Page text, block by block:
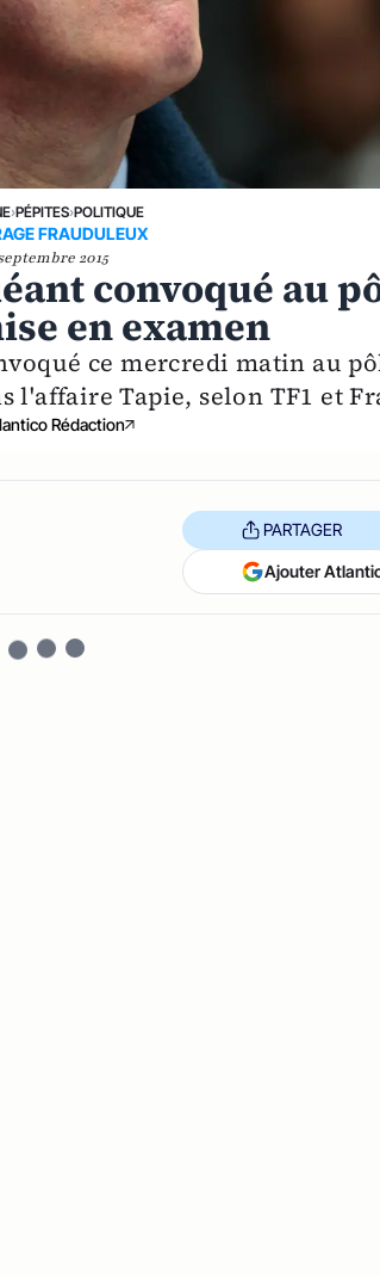
›PÉPITES›POLITIQUE
FRAUDULEUX
2015
convoqué au
en examen
ce mercredi matin au
l'affaire Tapie, selon TF1 et
Rédaction
PARTAGER
Ajouter